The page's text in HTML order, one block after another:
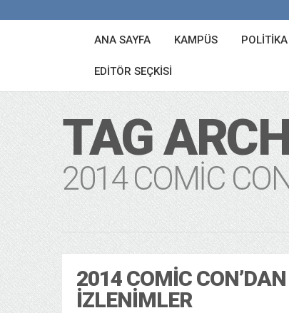
ANA SAYFA KAMPÜS POLITIKA
EDITÖR SEÇKISI
TAG
2014 COMIC
2014 COMIC CON’DAN
İZLENIMLER